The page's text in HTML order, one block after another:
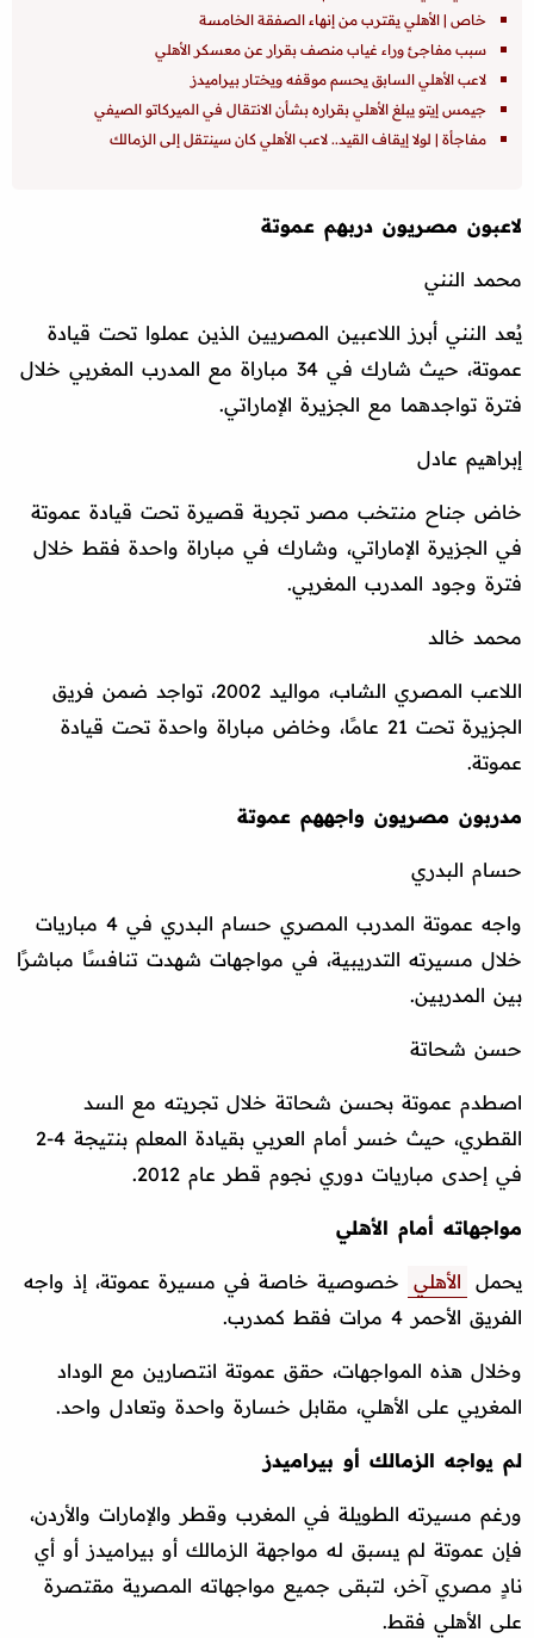
خاص | الأهلي يقترب من إنهاء الصفقة الخامسة
سبب مفاجئ وراء غياب منصف بقرار عن معسكر الأهلي
لاعب الأهلي السابق يحسم موقفه ويختار بيراميدز
جيمس إيتو يبلغ الأهلي بقراره بشأن الانتقال في الميركاتو الصيفي
مفاجأة | لولا إيقاف القيد.. لاعب الأهلي كان سينتقل إلى الزمالك
لاعبون مصريون دربهم عموتة
محمد النني
يُعد النني أبرز اللاعبين المصريين الذين عملوا تحت قيادة
عموتة، حيث شارك في 34 مباراة مع المدرب المغربي خلال
فترة تواجدهما مع الجزيرة الإماراتي.
إبراهيم عادل
خاض جناح منتخب مصر تجربة قصيرة تحت قيادة عموتة
في الجزيرة الإماراتي، وشارك في مباراة واحدة فقط خلال
فترة وجود المدرب المغربي.
محمد خالد
اللاعب المصري الشاب، مواليد 2002، تواجد ضمن فريق
الجزيرة تحت 21 عامًا، وخاض مباراة واحدة تحت قيادة
عموتة.
مدربون مصريون واجههم عموتة
حسام البدري
واجه عموتة المدرب المصري حسام البدري في 4 مباريات
خلال مسيرته التدريبية، في مواجهات شهدت تنافسًا مباشرًا
بين المدربين.
حسن شحاتة
اصطدم عموتة بحسن شحاتة خلال تجربته مع السد
القطري، حيث خسر أمام العربي بقيادة المعلم بنتيجة 4-2
في إحدى مباريات دوري نجوم قطر عام 2012.
مواجهاته أمام الأهلي
يحمل الأهلي
خصوصية خاصة في مسيرة عموتة، إذ واجه
الفريق الأحمر 4 مرات فقط كمدرب.
وخلال هذه المواجهات، حقق عموتة انتصارين مع الوداد
المغربي على الأهلي، مقابل خسارة واحدة وتعادل واحد.
لم يواجه الزمالك أو بيراميدز
ورغم مسيرته الطويلة في المغرب وقطر والإمارات والأردن،
فإن عموتة لم يسبق له مواجهة الزمالك أو بيراميدز أو أي
نادٍ مصري آخر، لتبقى جميع مواجهاته المصرية مقتصرة
على الأهلي فقط.